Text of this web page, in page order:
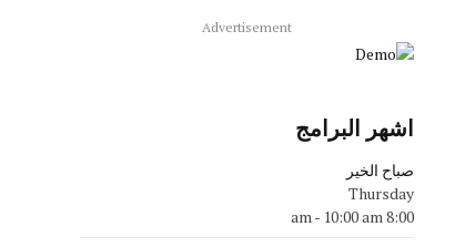
Advertisement
اشهر البرامج
صباح الخير
Thursday
8:00 am
- 10:00 am